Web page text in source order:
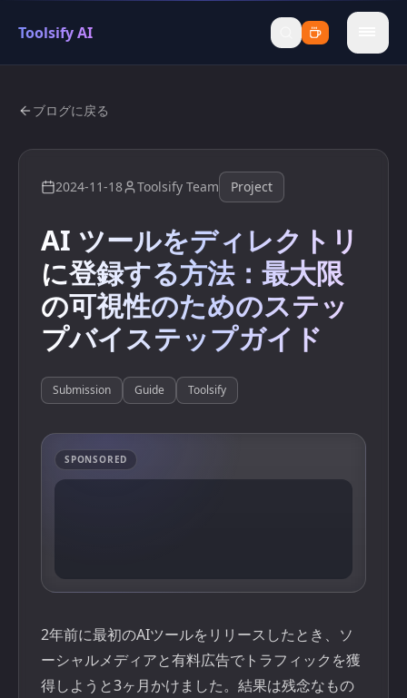
Toolsify AI
menu
ブログに戻る
2024-11-18 Toolsify Team Project
AI ツールをディレクトリ
に登録する方法：最大限
の可視性のためのステッ
プバイステップガイド
Submission Guide Toolsify
SPONSORED
2年前に最初のAIツールをリリースしたとき、ソ
ーシャルメディアと有料広告でトラフィックを獲
得しようと3ヶ月かけました。結果は残念なもの